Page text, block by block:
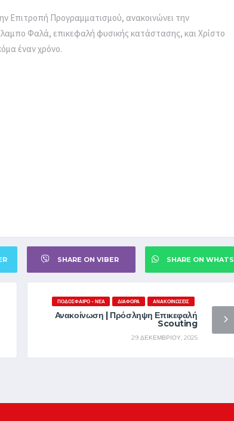
Επιτροπή Προγραμματισμού, ανακοινώνει την
Φαλά, επικεφαλή φυσικής κατάστασης, και Χρίστο
έναν χρόνο.
SHARE ON VIBER SHARE ON WHATSAPP
ΑΝΑΚΟΙΝΏΣΕΙΣ
ΔΙΆΦΟΡΑ
ΠΟΔΌΣΦΑΙΡΟ - ΝΈΑ
Ανακοίνωση | Πρόσληψη Επικεφαλή
Scouting
29 ΔΕΚΕΜΒΡΊΟΥ, 2025